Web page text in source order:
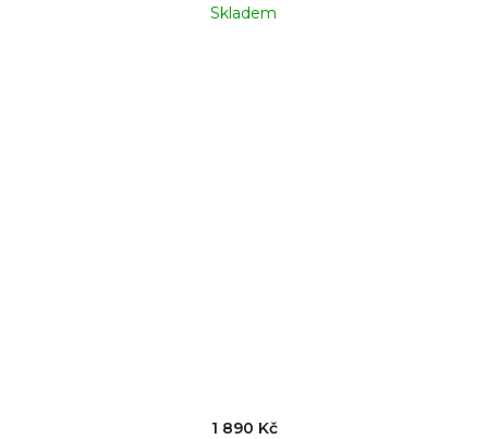
Skladem
1 890 Kč